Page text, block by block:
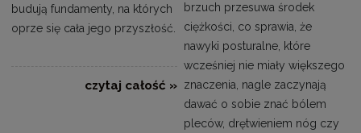
budują fundamenty, na których
oprze się cała jego przyszłość.
czytaj całość »
brzuch przesuwa środek
ciężkości, co sprawia, że
nawyki posturalne, które
wcześniej nie miały większego
znaczenia, nagle zaczynają
dawać o sobie znać bólem
pleców, drętwieniem nóg czy